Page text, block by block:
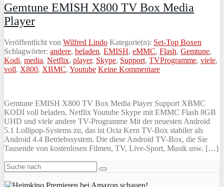
Gemtune EMISH X800 TV Box Media
Player
Veröffentlicht von Wilfred Lindo Kategorie(n): Set-Top Boxen
Schlagwörter: andere, beladen, EMISH, eMMC, Flash, Gemtune,
Kodi, media, Netflix, player, Skype, Support, TVProgramme, viele,
voll, X800, XBMC, Youtube Keine Kommentare
Gemtune EMISH X800 TV Box Media Player Support XBMC
KODI voll beladen, Netflix Youtube Skype mit EMMC Flash 8GB
UHD und viele andere TV-Programme Mit der neuesten Android
5.1 Lollipop-Systems zu, das ist Octa Kern TV-Box stabiler als
Android 4.4 Betriebssystem. Die diese Android TV-Box, die Sie
Tausende von kostenlosen Filmen, TV, Live-Sport, Musik usw. […]